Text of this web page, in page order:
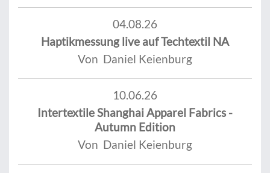
04.08.26
Haptikmessung live auf Techtextil NA
Von Daniel Keienburg
10.06.26
Intertextile Shanghai Apparel Fabrics -
Autumn Edition
Von Daniel Keienburg